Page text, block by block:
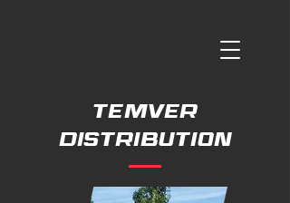
temver
distribution